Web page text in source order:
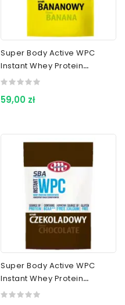
Super Body Active WPC
Instant Whey Protein
Concentrate Banana 700 G
59,00 zł
Super Body Active WPC
Instant Whey Protein
Concentrate Chocolate 700